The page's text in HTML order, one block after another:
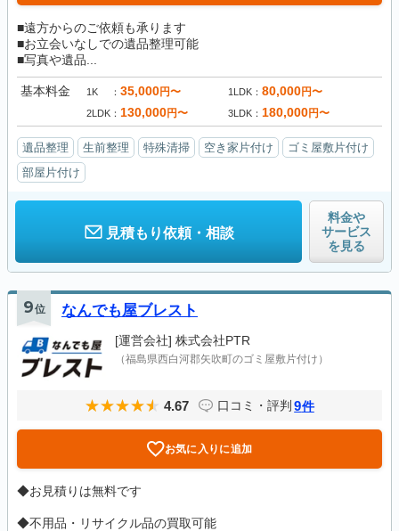
■遠方からのご依頼も承ります
■お立会いなしでの遺品整理可能
■写真や遺品...
基本料金 1K 35,000円〜 1LDK 80,000円〜
2LDK 130,000円〜 3LDK 180,000円〜
遺品整理 生前整理 特殊清掃 空き家片付け
ゴミ屋敷片付け
部屋片付け
見積もり依頼・相談
料金や
サービス
を見る
9位 なんでも屋ブレスト
[運営会社] 株式会社PTR
（福島県西白河郡矢吹町のゴミ屋敷片付け）
4.67 口コミ・評判 9件
お気に入りに追加
◆お見積りは無料です
◆不用品・リサイクル品の買取可能